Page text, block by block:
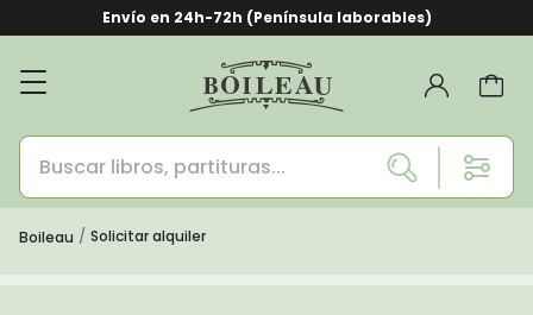
Envío en 24h-72h (Península laborables)
Boileau Solicitar alquiler